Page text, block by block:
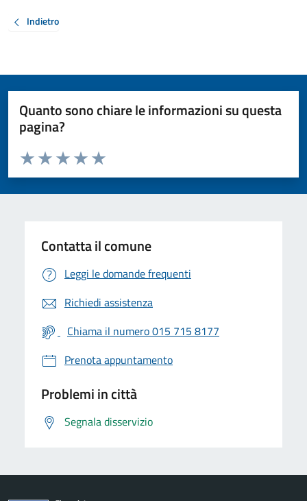
Indietro
Quanto sono chiare le informazioni su questa
pagina?
Valuta da 1 a 5 stelle la pagina
Valuta 5 stelle su 5
Valuta 4 stelle su 5
Valuta 3 stelle su 5
Valuta 2 stelle su 5
Valuta 1 stelle su 5
Contatta il comune
Leggi le domande frequenti
Richiedi assistenza
Chiama il numero 015 715 8177
Prenota appuntamento
Problemi in città
Segnala disservizio